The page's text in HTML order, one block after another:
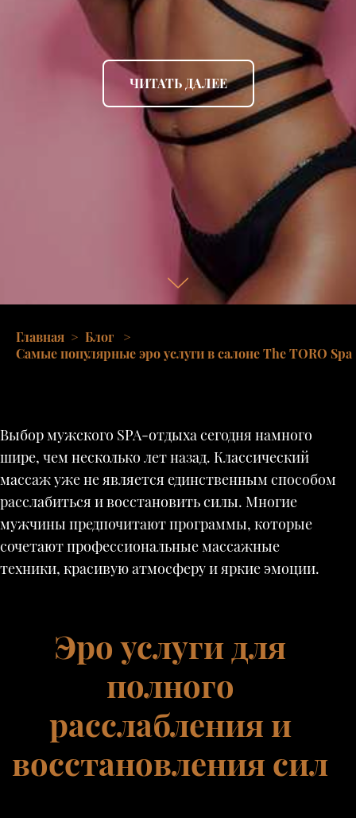
ЧИТАТЬ ДАЛЕЕ
Главная > Блог
>
Самые популярные эро услуги в салоне The TORO Spa
Выбор мужского SPA-отдыха сегодня намного
шире, чем несколько лет назад. Классический
массаж уже не является единственным способом
расслабиться и восстановить силы. Многие
мужчины предпочитают программы, которые
сочетают профессиональные массажные
техники, красивую атмосферу и яркие эмоции.
Эро услуги для
полного
расслабления и
восстановления сил